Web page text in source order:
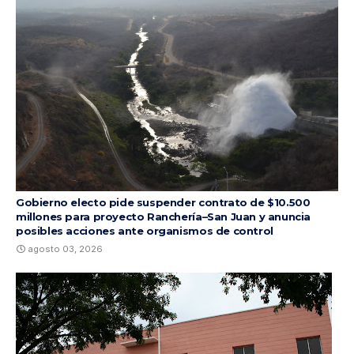
Gobierno electo pide suspender contrato de $10.500
millones para proyecto Ranchería–San Juan y anuncia
posibles acciones ante organismos de control
agosto 03, 2026